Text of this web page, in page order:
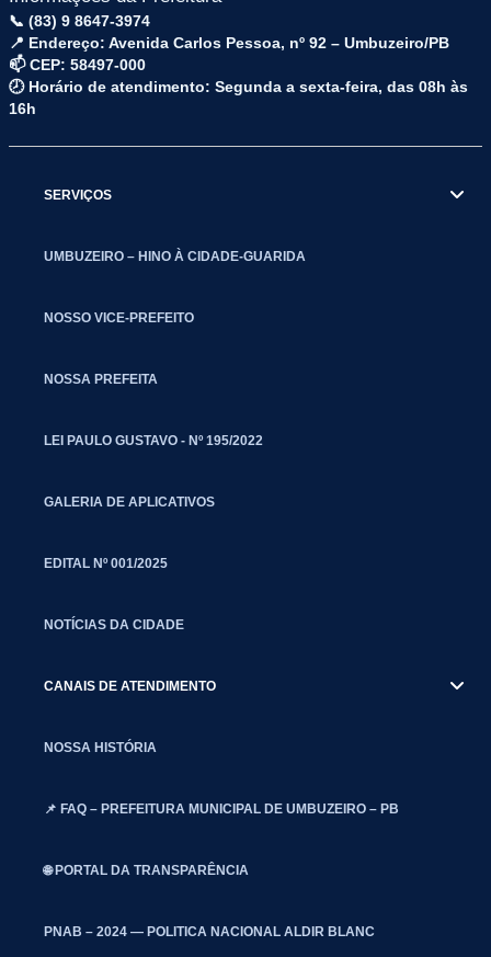
📞 (83) 9 8647-3974
📍 Endereço: Avenida Carlos Pessoa, nº 92 – Umbuzeiro/PB
📫 CEP: 58497-000
🕗 Horário de atendimento: Segunda a sexta-feira, das 08h às
16h
SERVIÇOS
UMBUZEIRO – HINO À CIDADE-GUARIDA
NOSSO VICE-PREFEITO
NOSSA PREFEITA
LEI PAULO GUSTAVO - Nº 195/2022
GALERIA DE APLICATIVOS
EDITAL Nº 001/2025
NOTÍCIAS DA CIDADE
CANAIS DE ATENDIMENTO
NOSSA HISTÓRIA
📌 FAQ – PREFEITURA MUNICIPAL DE UMBUZEIRO – PB
🌐 PORTAL DA TRANSPARÊNCIA
PNAB – 2024 — POLITICA NACIONAL ALDIR BLANC